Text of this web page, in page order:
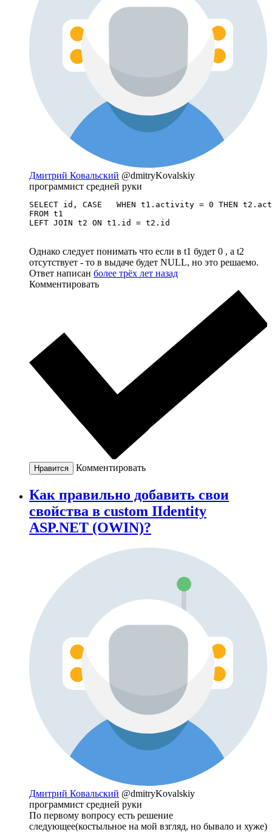
Дмитрий Ковальский @dmitryKovalskiy
программист средней руки
SELECT id, CASE   WHEN t1.activity = 0 THEN
FROM t1
LEFT JOIN t2 ON t1.id = t2.id
Однако следует понимать что если в t1 будет 0 , а t2
отсутствует - то в выдаче будет NULL, но это решаемо.
Ответ написан более трёх лет назад
Комментировать
Нравится Комментировать
Как правильно добавить свои
свойства в custom IIdentity
ASP.NET (OWIN)?
Дмитрий Ковальский @dmitryKovalskiy
программист средней руки
По первому вопросу есть решение
следующее(костыльное на мой взгляд, но бывало и хуже)